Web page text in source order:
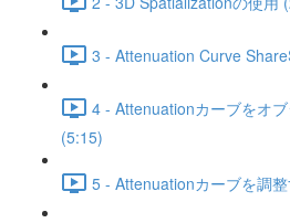
3 - Attenuation Curve
4 - Attenuationカーブをオ
(5:15)
5 - Attenuationカーブを調